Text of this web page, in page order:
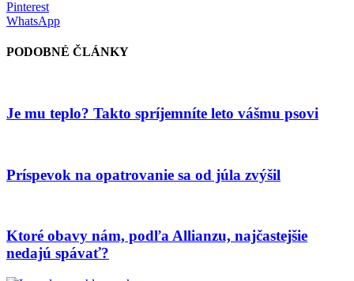
Pinterest
WhatsApp
PODOBNÉ ČLÁNKY
Je mu teplo? Takto spríjemníte leto vášmu psovi
Príspevok na opatrovanie sa od júla zvýšil
Ktoré obavy nám, podľa Allianzu, najčastejšie
nedajú spávať?